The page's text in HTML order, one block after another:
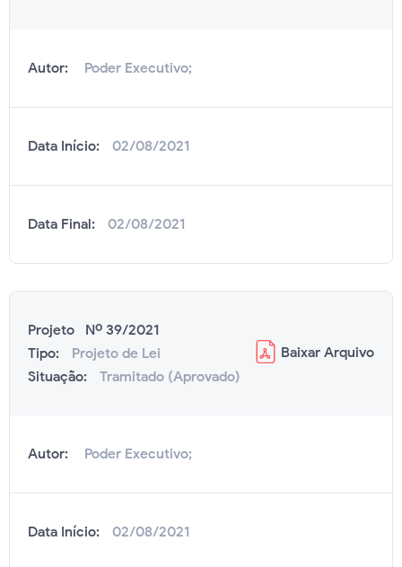
Autor: Poder Executivo;
Data Início: 02/08/2021
Data Final: 02/08/2021
Projeto Nº 39/2021
Tipo:
Projeto de Lei
Situação:
Tramitado (Aprovado)
Baixar Arquivo
Autor: Poder Executivo;
Data Início: 02/08/2021